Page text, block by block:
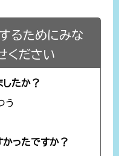
るためにみな
ください
たか？
う
ったですか？